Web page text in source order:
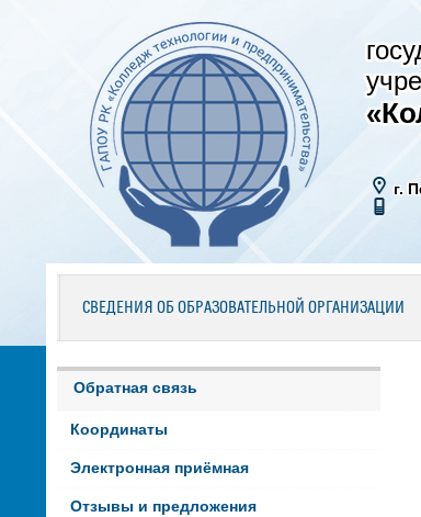
г.
СВЕДЕНИЯ ОБ ОБРАЗОВАТЕЛЬНОЙ ОРГАНИЗАЦИИ
Обратная связь
Координаты
Электронная приёмная
Отзывы и предложения